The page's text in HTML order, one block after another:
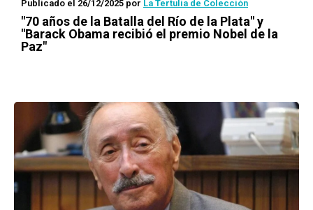
Publicado el 26/12/2025 por La Tertulia de Colección
"70 años de la Batalla del Río de la Plata" y
"Barack Obama recibió el premio Nobel de la
Paz"